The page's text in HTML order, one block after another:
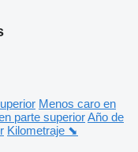
Menos caro en
parte superiorAño de
Kilometraje ⬊